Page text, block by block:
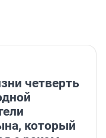
четверть
который